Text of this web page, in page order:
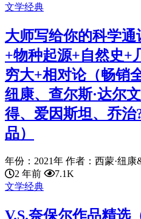
文学经典
大师写给你的科学
+物种起源+自然史+
穷大+相对论（畅销
纽康、查尔斯·达尔
得、爱因斯坦、乔治
品）
年份：2021年 作者：西蒙·纽
2 年前
7.1K
文学经典
V.S.奈保尔作品精选